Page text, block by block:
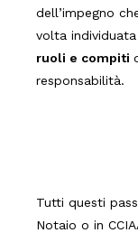
dell’impegno
volta
ruoli e compiti
responsabilità.
Tutti questi
Notaio o in